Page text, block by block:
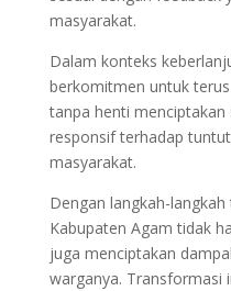
masyarakat.
Dalam konteks
berkomitmen untuk
tanpa henti menciptakan
responsif terhadap
masyarakat.
Dengan langkah-
Kabupaten Agam tidak
juga menciptakan
warganya. Transformasi